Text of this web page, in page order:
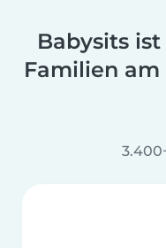
Babysits
Familien